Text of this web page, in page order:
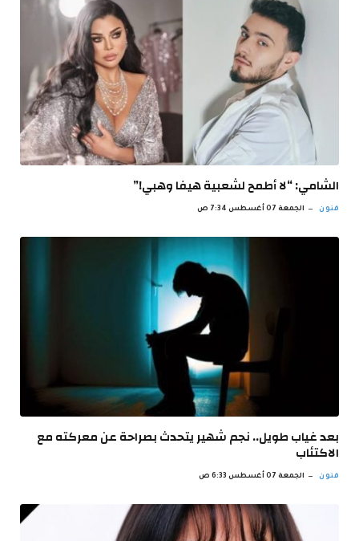
الشامي: “لا أطمح لشعبية هيفا وهبي!”
فنون الجمعة 07 أغسطس 7:34 ص
بعد غياب طويل.. نجم شهير يتحدث بصراحة عن معركته مع
الاكتئاب
فنون الجمعة 07 أغسطس 6:33 ص